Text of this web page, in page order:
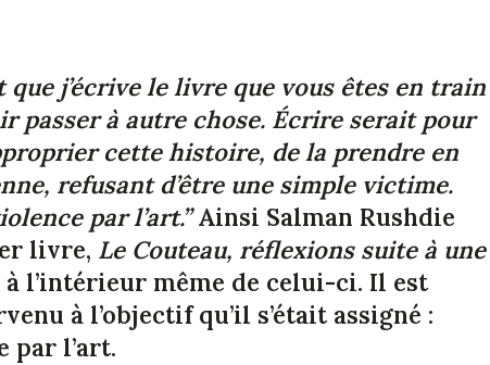
que j’écrive le livre que vous êtes en train
passer à autre chose. Écrire serait pour
cette histoire, de la prendre en
refusant d’être une simple victime.
par l’art.”Ainsi Salman Rushdie
livre, Le Couteau, réflexions suite à une
à l’intérieur même de celui-ci. Il est
à l’objectif qu’il s’était assigné :
par l’art.